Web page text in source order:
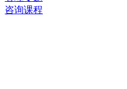
咨询课程